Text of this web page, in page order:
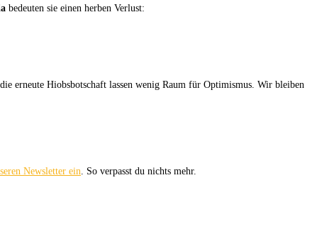
bedeuten sie einen herben Verlust:
erneute Hiobsbotschaft lassen wenig Raum für Optimismus. Wir bleiben
Newsletter ein. So verpasst du nichts mehr.